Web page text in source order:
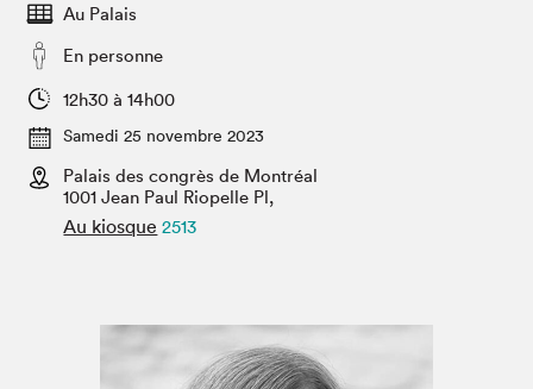
Espace exposant⋅e⋅s
Espace enseignant·e·s
Espace médias
SLM PRO
Salon dans la ville et en ligne
Projets partenaires
Au Palais
En personne
12h30 à 14h00
Samedi 25 novembre 2023
Palais des congrès de Montréal
1001 Jean Paul Riopelle Pl,
Au kiosque 2513